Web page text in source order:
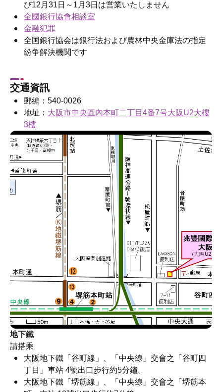
び12月31日～1月3日は営業いたしません
全國銀行協會相談室
金融犯罪
全国銀行協会は銀行法および農林中央金庫法の指定
紛争解決機関です
交通資訊
郵編：540-0026
地址： 大阪市中央區內本町二丁目4番7号大阪U2大樓
3樓
地下鐵
請搭乘
大阪地下鐵「谷町線」、「中央線」交會之「谷町四
丁目」車站 4號出口步行約5分鐘。
大阪地下鐵「堺筋線」、「中央線」交會之「堺筋本